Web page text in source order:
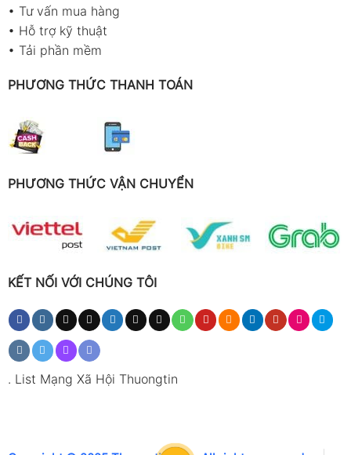
• Tư vấn mua hàng
• Hỗ trợ kỹ thuật
• Tải phần mềm
PHƯƠNG THỨC THANH TOÁN
PHƯƠNG THỨC VẬN CHUYỂN
KẾT NỐI VỚI CHÚNG TÔI
. List Mạng Xã Hội Thuongtin